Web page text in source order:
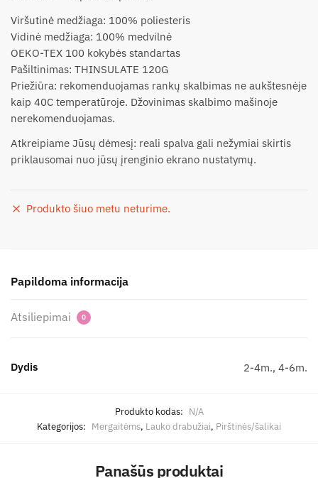
Viršutinė medžiaga: 100% poliesteris
Vidinė medžiaga: 100% medvilnė
OEKO-TEX 100 kokybės standartas
Pašiltinimas: THINSULATE 120G
Priežiūra: rekomenduojamas rankų skalbimas ne aukštesnėje
kaip 40C temperatūroje. Džovinimas skalbimo mašinoje
nerekomenduojamas.
Atkreipiame Jūsų dėmesį: reali spalva gali nežymiai skirtis
priklausomai nuo jūsų įrenginio ekrano nustatymų.
Produkto šiuo metu neturime.
Papildoma informacija
Atsiliepimai 0
Dydis 2-4m., 4-6m.
Produkto kodas: N/A
Kategorijos: Mergaitėms, Lauko drabužiai, Pirštinės/šalikai
Panašūs produktai